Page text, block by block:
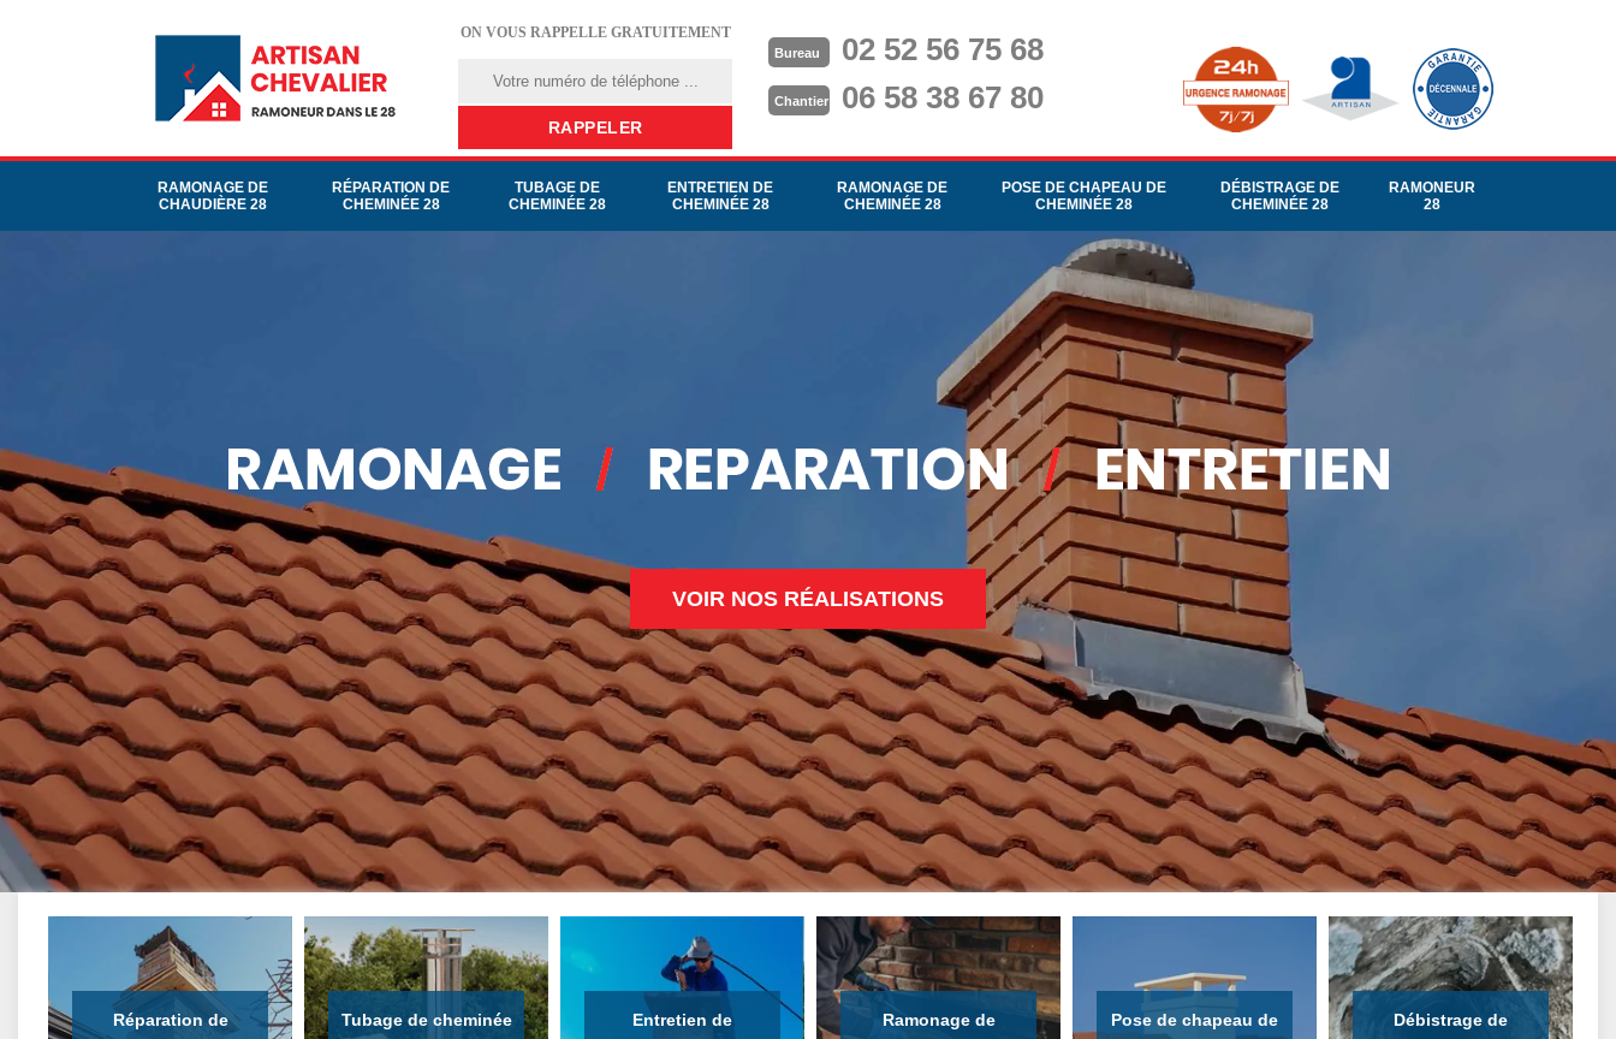
ON VOUS RAPPELLE GRATUITEMENT
Bureau 02 52 56 75 68
Chantier 06 58 38 67 80
RAMONAGE DE
CHAUDIÈRE 28
RÉPARATION DE
CHEMINÉE 28
TUBAGE DE
CHEMINÉE 28
ENTRETIEN DE
CHEMINÉE 28
RAMONAGE DE
CHEMINÉE 28
POSE DE CHAPEAU DE
CHEMINÉE 28
DÉBISTRAGE DE
CHEMINÉE 28
RAMONEUR
28
VOIR NOS RÉALISATIONS
Réparation de
Tubage de cheminée
Entretien de
Ramonage de
Pose de chapeau de
Débistrage de